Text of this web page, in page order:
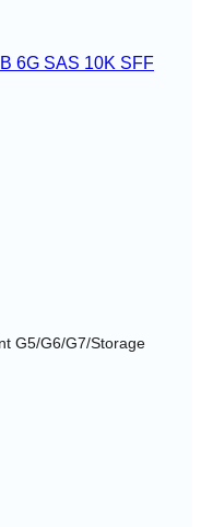
6G SAS 10K SFF
G5/G6/G7/Storage